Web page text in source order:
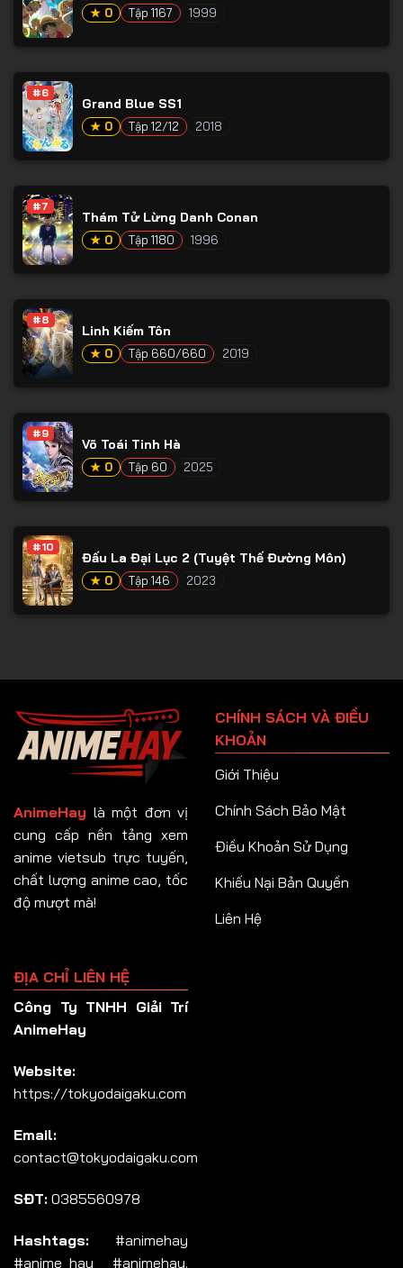
★ 0 Tập 1167 1999
#6
Grand Blue SS1
★ 0 Tập 12/12 2018
#7
Thám Tử Lừng Danh Conan
★ 0 Tập 1180 1996
#8
Linh Kiếm Tôn
★ 0 Tập 660/660 2019
#9
Võ Toái Tinh Hà
★ 0 Tập 60 2025
#10
Đấu La Đại Lục 2 (Tuyệt Thế Đường Môn)
★ 0 Tập 146 2023
AnimeHay là một đơn vị
cung cấp nền tảng xem
anime vietsub trực tuyến,
chất lượng anime cao, tốc
độ mượt mà!
CHÍNH SÁCH VÀ ĐIỀU
KHOẢN
Giới Thiệu
Chính Sách Bảo Mật
Điều Khoản Sử Dụng
Khiếu Nại Bản Quyền
Liên Hệ
ĐỊA CHỈ LIÊN HỆ
Công Ty TNHH Giải Trí
AnimeHay
Website:
https://tokyodaigaku.com
Email:
contact@tokyodaigaku.com
SĐT: 0385560978
Hashtags: #animehay
#anime_hay #animehay.